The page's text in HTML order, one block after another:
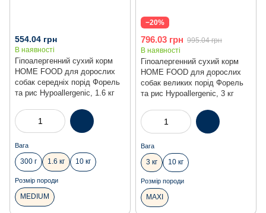
Гіпоалергенний сухий корм
HOME FOOD для дорослих
собак середніх порід Форель
та рис Hypoallergenic, 1.6 кг
554.04 грн
В наявності
Вага
300 г 1.6 кг 10 кг
Розмір породи
MEDIUM
−20%
Гіпоалергенний сухий корм
HOME FOOD для дорослих
собак великих порід Форель
та рис Hypoallergenic, 3 кг
796.03 грн 995.04 грн
В наявності
Вага
3 кг 10 кг
Розмір породи
MAXI